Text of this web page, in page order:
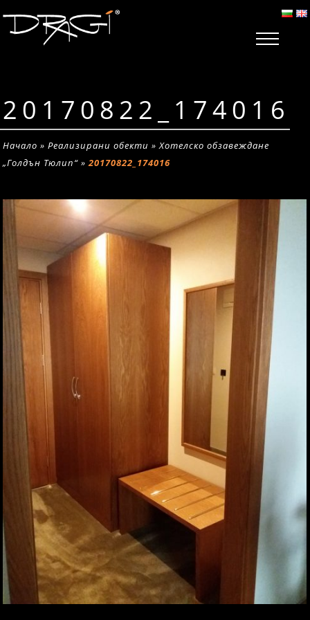
20170822_174016
Начало »Реализирани обекти »Хотелско обзавеждане
„Голдън Тюлип“ »20170822_174016